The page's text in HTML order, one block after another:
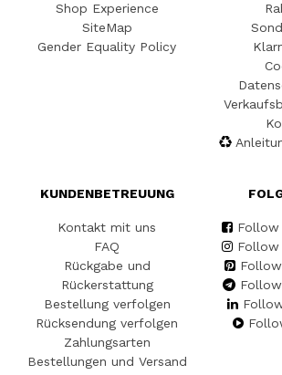
Shop Experience
SiteMap
Gender Equality Policy
KUNDENBETREUUNG
Kontakt mit uns
FAQ
Rückgabe und
Rückerstattung
Bestellung verfolgen
Rücksendung verfolgen
Zahlungsarten
Bestellungen und Versand
Follow
Follow